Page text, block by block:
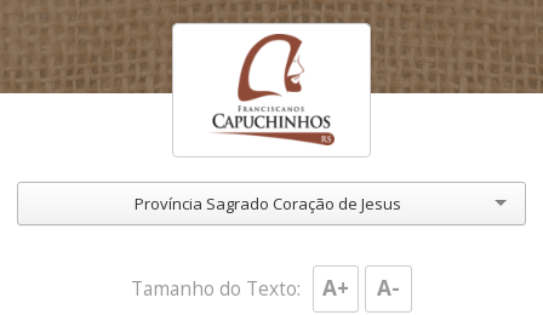
Província Sagrado Coração de Jesus
Tamanho do Texto: A+ A-